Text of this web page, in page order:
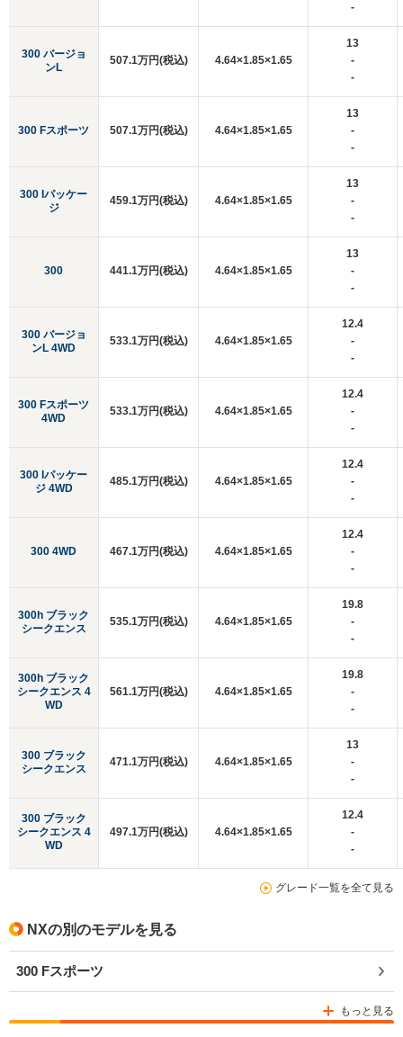
300 バージョ
ンL
300 Fスポーツ
300 Iパッケー
ジ
300
300 バージョ
ンL 4WD
300 Fスポーツ
4WD
300 Iパッケー
ジ 4WD
300 4WD
300h ブラック
シークエンス
300h ブラック
シークエンス 4
WD
300 ブラック
シークエンス
300 ブラック
シークエンス 4
WD
-
507.1万円(税込) 4.64×1.85×1.65
13
-
-
507.1万円(税込) 4.64×1.85×1.65
13
-
-
459.1万円(税込) 4.64×1.85×1.65
13
-
-
441.1万円(税込) 4.64×1.85×1.65
13
-
-
533.1万円(税込) 4.64×1.85×1.65
12.4
-
-
533.1万円(税込) 4.64×1.85×1.65
12.4
-
-
485.1万円(税込) 4.64×1.85×1.65
12.4
-
-
467.1万円(税込) 4.64×1.85×1.65
12.4
-
-
535.1万円(税込) 4.64×1.85×1.65
19.8
-
-
561.1万円(税込) 4.64×1.85×1.65
19.8
-
-
471.1万円(税込) 4.64×1.85×1.65
13
-
-
497.1万円(税込) 4.64×1.85×1.65
12.4
-
-
グレード一覧を全て見る
NXの別のモデルを見る
300 Fスポーツ
もっと見る